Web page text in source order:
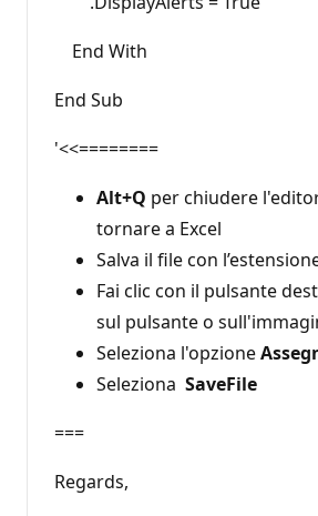
End With
End Sub
'<<========
Alt+Q per chiudere
tornare a Excel
Salva il file con
Fai clic con il pulsante
sul pulsante o
Seleziona l'opzione
Seleziona SaveFile
===
Regards,